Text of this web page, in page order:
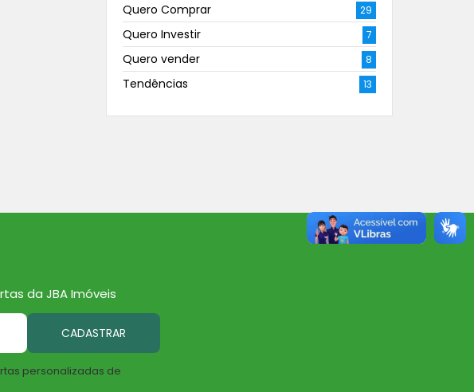
Quero Comprar 29
Quero Investir 7
Quero vender 8
Tendências 13
da JBA Imóveis
CADASTRAR
personalizadas de